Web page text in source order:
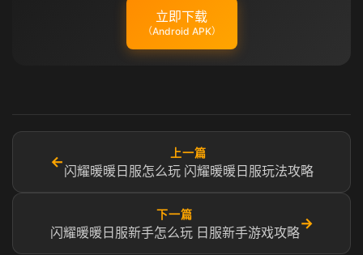
立即下载
（Android APK）
←
上一篇
闪耀暖暖日服怎么玩 闪耀暖暖日服玩法攻略
下一篇
闪耀暖暖日服新手怎么玩 日服新手游戏攻略
→